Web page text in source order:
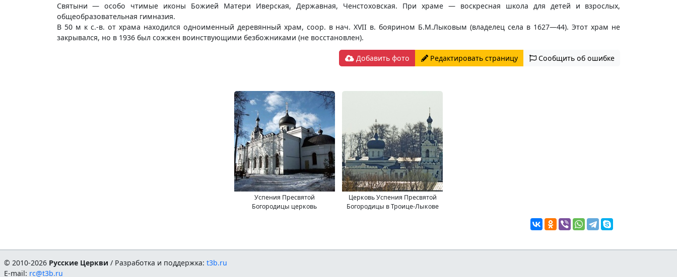
Святыни — особо чтимые иконы Божией Матери Иверская, Державная, Ченстоховская. При храме — воскресная школа для детей и взрослых,
общеобразовательная гимназия.
В 50 м к с.-в. от храма находился одноименный деревянный храм, coop. в нач. XVII в. боярином Б.М.Лыковым (владелец села в 1627—44). Этот храм не
закрывался, но в 1936 был сожжен воинствующими безбожниками (не восстановлен).
Добавить фото Редактировать страницу Сообщить об ошибке
Успения Пресвятой
Богородицы церковь
Церковь Успения Пресвятой
Богородицы в Троице-Лыкове
© 2010-2026 Русские Церкви / Разработка и поддержка:t3b.ru
E-mail: rc@t3b.ru